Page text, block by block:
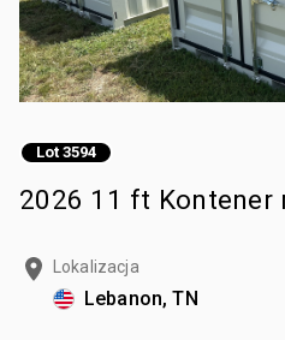
Lot 3594
2026 11 ft Kontener
Lokalizacja
Lebanon, TN